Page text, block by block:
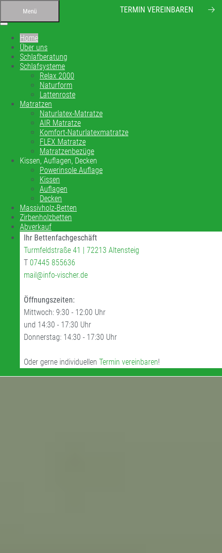
TERMIN VEREINBAREN
Menü
Home
Über uns
Schlafberatung
Schlafsysteme
Relax 2000
Naturform
Lattenroste
Matratzen
Naturlatex-Matratze
AIR Matratze
Komfort-Naturlatexmatratze
FLEX Matratze
Matratzenbezüge
Kissen, Auflagen, Decken
Powerinsole Auflage
Kissen
Auflagen
Decken
Massivholz-Betten
Zirbenholzbetten
Abverkauf
Ihr Bettenfachgeschäft
Turmfeldstraße 41 | 72213 Altensteig
T 07445 855636
mail@info-vischer.de
Öffnungszeiten:
Mittwoch: 9:30 - 12:00 Uhr
und 14:30 - 17:30 Uhr
Donnerstag: 14:30 - 17:30 Uhr
Oder gerne individuellen Termin vereinbaren!
Ihr Bettenfachgeschäft in
Altensteig
Matratzenberatung und
Betten
Schlafsystem Relax 2000
Matratzen aus reinem Naturlatex